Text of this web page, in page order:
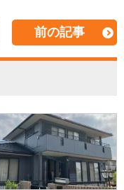
前の記事